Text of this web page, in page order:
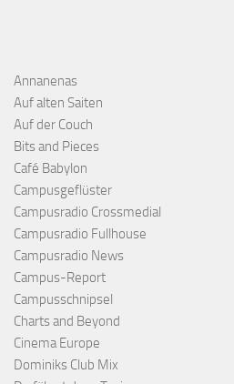
Annanenas
Auf alten Saiten
Auf der Couch
Bits and Pieces
Café Babylon
Campusgeflüster
Campusradio Crossmedial
Campusradio Fullhouse
Campusradio News
Campus-Report
Campusschnipsel
Charts and Beyond
Cinema Europe
Dominiks Club Mix